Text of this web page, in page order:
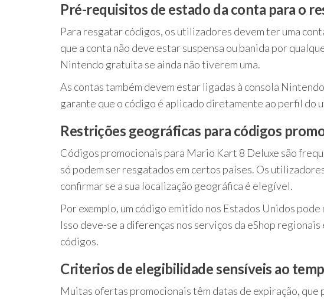
Pré-requisitos de estado da conta para o
Para resgatar códigos, os utilizadores devem ter uma
que a conta não deve estar suspensa ou banida por
Nintendo gratuita se ainda não tiverem uma.
As contas também devem estar ligadas à consola
garante que o código é aplicado diretamente ao perfil do
Restrições geográficas para códigos
Códigos promocionais para Mario Kart 8 Deluxe são
só podem ser resgatados em certos países. Os
confirmar se a sua localização geográfica é elegível.
Por exemplo, um código emitido nos Estados Unidos
Isso deve-se a diferenças nos serviços da eShop
códigos.
Criterios de elegibilidade sensíveis ao
Muitas ofertas promocionais têm datas de expiração,